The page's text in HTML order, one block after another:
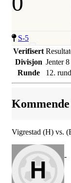
S-5
Verifisert
Divisjon Jenter
Runde
12.
Vigrestad (H) vs.
-